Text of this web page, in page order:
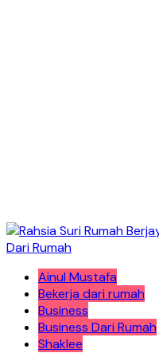
Ainul Mustafa
Bekerja dari rumah
Business
Business Dari Rumah
Shaklee